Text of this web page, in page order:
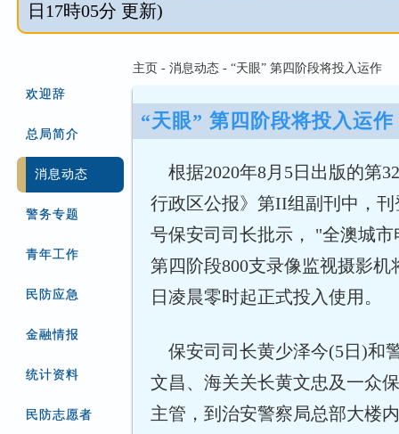
日17時05分 更新)
欢迎辞
总局简介
消息动态
警务专题
青年工作
民防应急
金融情报
统计资料
民防志愿者
主页 - 消息动态 - “天眼” 第四阶段将投入运作
“天眼” 第四阶段将投入运作
根据2020年8月5日出版的第
行政区公报》第II组副刊中，刊
号保安司司长批示， "全澳城
第四阶段800支录像监视摄影机
日凌晨零时起正式投入使用。
保安司司长黄少泽今(5日)和
文昌、海关关长黄文忠及一众
主管，到治安警察局总部大楼